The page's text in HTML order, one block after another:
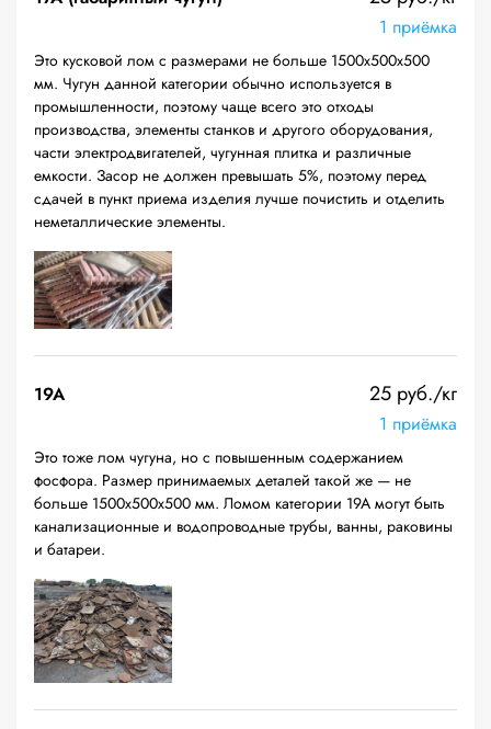
1 приёмка
Это кусковой лом с размерами не больше 1500х500х500
мм. Чугун данной категории обычно используется в
промышленности, поэтому чаще всего это отходы
производства, элементы станков и другого оборудования,
части электродвигателей, чугунная плитка и различные
емкости. Засор не должен превышать 5%, поэтому перед
сдачей в пункт приема изделия лучше почистить и отделить
неметаллические элементы.
19A 25 руб./кг
1 приёмка
Это тоже лом чугуна, но с повышенным содержанием
фосфора. Размер принимаемых деталей такой же — не
больше 1500х500х500 мм. Ломом категории 19А могут быть
канализационные и водопроводные трубы, ванны, раковины
и батареи.